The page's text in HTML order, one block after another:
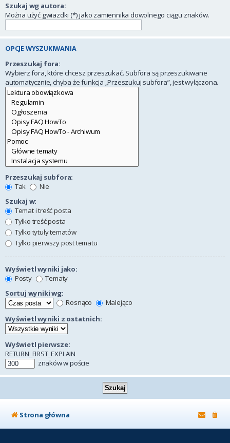
Szukaj wg autora:
Można użyć gwiazdki (*) jako zamiennika dowolnego ciągu znaków.
OPCJE WYSZUKIWANIA
Przeszukaj fora:
Wybierz fora, które chcesz przeszukać. Subfora są przeszukiwane
automatycznie, chyba że funkcja „Przeszukuj subfora”, jest wyłączona.
Przeszukaj subfora:
Tak
Nie
Szukaj w:
Temat i treść posta
Tylko treść posta
Tylko tytuły tematów
Tylko pierwszy post tematu
Wyświetl wyniki jako:
Posty
Tematy
Sortuj wyniki wg:
Rosnąco
Malejąco
Wyświetl wyniki z ostatnich:
Wyświetl pierwsze:
RETURN_FIRST_EXPLAIN
znaków w poście
Strona główna